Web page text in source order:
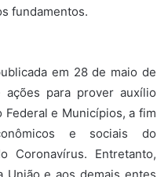
fundamentos.
em 28 de maio de
para prover auxílio
e Municípios, a fim
e sociais do
Coronavírus. Entretanto,